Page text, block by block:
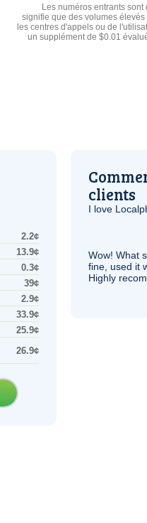
Les numéros entrants
signifie que des volumes
les centres d'appels ou de
un supplément de $0.01
2.2¢
13.9¢
0.3¢
39¢
2.9¢
33.9¢
25.9¢
26.9¢
clients
I love
Wow! What
fine, used it
Highly